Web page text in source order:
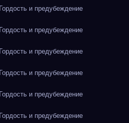
и предубеждение
и предубеждение
и предубеждение
и предубеждение
и предубеждение
и предубеждение